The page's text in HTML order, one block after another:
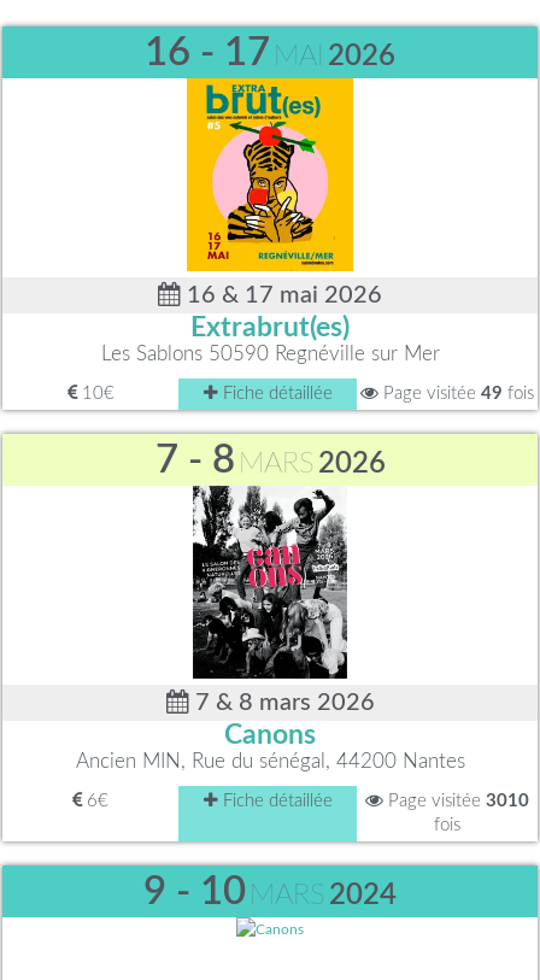
16 - 17 MAI 2026
16 & 17 mai 2026
Extrabrut(es)
Les Sablons 50590 Regnéville sur Mer
10€ Fiche détaillée Page visitée 49 fois
7 - 8 MARS 2026
7 & 8 mars 2026
Canons
Ancien MIN, Rue du sénégal, 44200 Nantes
6€ Fiche détaillée Page visitée 3010
fois
9 - 10 MARS 2024